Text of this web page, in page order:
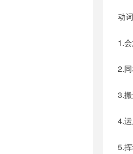
动词
1.
2.
3.
4.
5.挥